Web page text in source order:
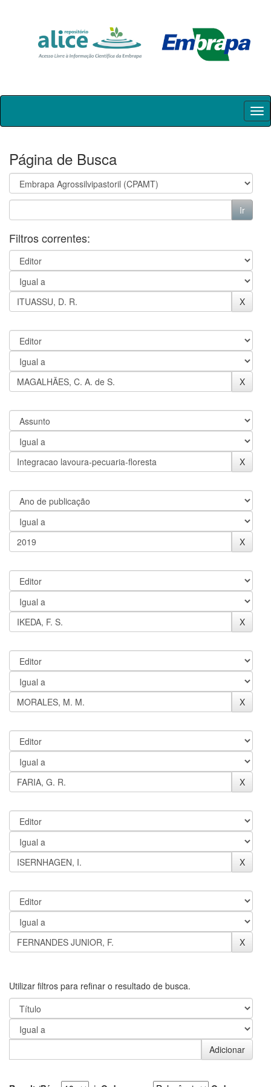
Skip
Página de Busca
Filtros correntes:
Utilizar filtros para refinar o resultado de busca.